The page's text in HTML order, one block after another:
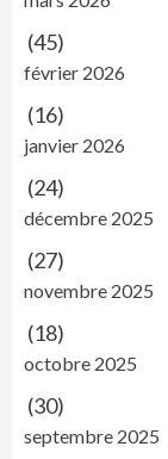
(45)
février 2026
(16)
janvier 2026
(24)
décembre 2025
(27)
novembre 2025
(18)
octobre 2025
(30)
septembre 2025